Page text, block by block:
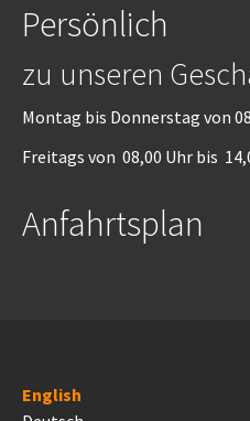
Persönlich
zu unseren
Montag bis Donnerstag von
Freitags von 08,00 Uhr bis
Anfahrtsplan
English